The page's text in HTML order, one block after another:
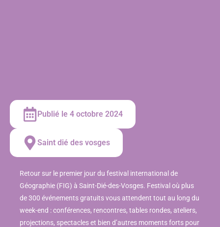
Publié le 4 octobre 2024
Saint dié des vosges
Retour sur le premier jour du festival international de
Géographie (FIG) à Saint-Dié-des-Vosges. Festival où plus
de 300 événements gratuits vous attendent tout au long du
week-end : conférences, rencontres, tables rondes, ateliers,
projections, spectacles et bien d’autres moments forts pour